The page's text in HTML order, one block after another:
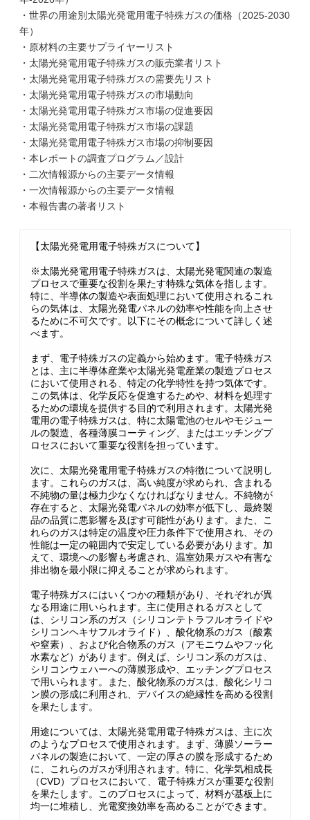
・世界の用途別太陽光発電用電子特殊ガスの価格（2025-2030
年）
・原材料の主要サプライヤーリスト
・太陽光発電用電子特殊ガスの販売業者リスト
・太陽光発電用電子特殊ガスの需要先リスト
・太陽光発電用電子特殊ガスの市場動向
・太陽光発電用電子特殊ガス市場の促進要因
・太陽光発電用電子特殊ガス市場の課題
・太陽光発電用電子特殊ガス市場の抑制要因
・本レポートの調査プログラム／設計
・二次情報源からの主要データ情報
・一次情報源からの主要データ情報
・本報告書の著者リスト
【太陽光発電用電子特殊ガスについて】
※太陽光発電用電子特殊ガスは、太陽光発電関連の製造
プロセスで重要な役割を果たす特殊な気体を指します。
特に、半導体の製造や表面処理において使用されるこれ
らの気体は、太陽光発電パネルの効率や性能を向上させ
るために不可欠です。以下にその概念について詳しく述
べます。
まず、電子特殊ガスの定義から始めます。電子特殊ガス
とは、主に半導体産業や太陽光発電産業の製造プロセス
において使用される、特定の化学特性を持つ気体です。
この気体は、化学反応を促進するためや、材料を処理す
るための環境を提供する目的で利用されます。太陽光発
電用の電子特殊ガスは、特に太陽電池のセルやモジュー
ルの製造、各種薄膜コーティング、またはエッチングプ
ロセスにおいて重要な役割を担っています。
次に、太陽光発電用電子特殊ガスの特徴について説明し
ます。これらのガスは、高い純度が求められ、含まれる
不純物の量は極力少なくなければなりません。不純物が
存在すると、太陽光発電パネルの効率が低下し、最終製
品の品質に悪影響を及ぼす可能性があります。また、こ
れらのガスは特定の温度や圧力条件下で使用され、その
性能は一定の範囲内で安定している必要があります。加
えて、環境への影響も考慮され、温室効果ガスや有害な
排出物を最小限に抑えることが求められます。
電子特殊ガスにはいくつかの種類があり、それぞれが異
なる用途に用いられます。主に使用されるガスとして
は、シリコン系のガス（シリコンテトラフルオライドや
シリコンヘキサフルオライド）、酸化物系のガス（酸素
や窒素）、および化合物系のガス（アモニウムやフッ化
水素など）があります。例えば、シリコン系のガスは、
シリコンウェハーへの薄膜形成や、エッチングプロセス
で用いられます。また、酸化物系のガスは、酸化シリコ
ン膜の形成に利用され、デバイスの絶縁性を高める役割
を果たします。
用途については、太陽光発電用電子特殊ガスは、主に次
のようなプロセスで使用されます。まず、薄膜ソーラー
パネルの製造において、一定の厚さの膜を形成するため
に、これらのガスが利用されます。特に、化学気相成長
（CVD）プロセスにおいて、電子特殊ガスが重要な役割
を果たします。このプロセスによって、材料が基板上に
均一に堆積し、光電変換効率を高めることができます。